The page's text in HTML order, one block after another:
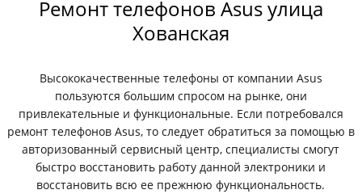
Ремонт телефонов Asus улица
Хованская
Высококачественные телефоны от компании Asus
пользуются большим спросом на рынке, они
привлекательные и функциональные. Если потребовался
ремонт телефонов Asus, то следует обратиться за помощью в
авторизованный сервисный центр, специалисты смогут
быстро восстановить работу данной электроники и
восстановить всю ее прежнюю функциональность.